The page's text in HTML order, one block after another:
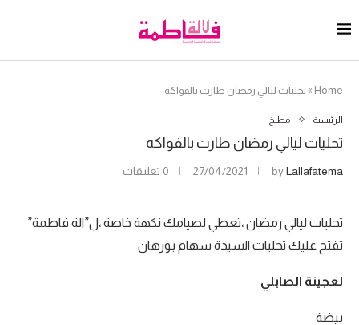
Home
»تحليات ليالي رمضان طارت بالفواكه
الرئيسية مطبخ
تحليات ليالي رمضان طارت بالفواكه
byLallafatema
27/04/2021 0 تعليقات
تحليات ليالي رمضان ،تعطي لصيامك نكهة خاصة ،ل”الة فاطمة”
تقتح عليك تحليات السيدة سهام بورهان
لعجينة الصابلي
بيضة